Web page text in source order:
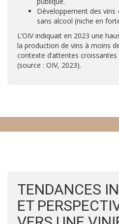
Développement des vins
sans alcool (niche en
L’OIV indiquait en 2023 une
la production de vins à moins
contexte d’attentes
(source : OIV, 2023).
TENDANCES
ET